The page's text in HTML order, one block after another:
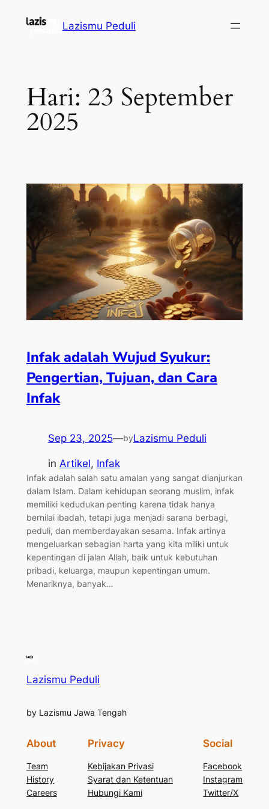
Lazismu Peduli
Hari: 23 September
2025
Infak adalah Wujud Syukur:
Pengertian, Tujuan, dan Cara
Infak
Sep 23, 2025—byLazismu Peduli
in Artikel, Infak
Infak adalah salah satu amalan yang sangat dianjurkan
dalam Islam. Dalam kehidupan seorang muslim, infak
memiliki kedudukan penting karena tidak hanya
bernilai ibadah, tetapi juga menjadi sarana berbagi,
peduli, dan memberdayakan sesama. Infak artinya
mengeluarkan sebagian harta yang kita miliki untuk
kepentingan di jalan Allah, baik untuk kebutuhan
pribadi, keluarga, maupun kepentingan umum.
Menariknya, banyak…
Lazismu Peduli
by Lazismu Jawa Tengah
About
Team
History
Careers
Privacy
Kebijakan Privasi
Syarat dan Ketentuan
Hubungi Kami
Social
Facebook
Instagram
Twitter/X